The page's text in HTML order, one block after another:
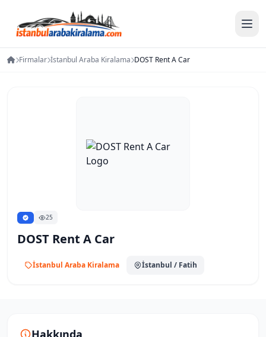
Firmalar İstanbul Araba Kiralama DOST Rent A Car
25
DOST Rent A Car
İstanbul Araba Kiralama İstanbul / Fatih
Hakkında